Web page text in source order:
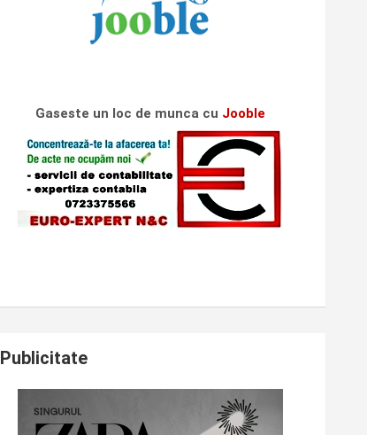
Gaseste un loc de munca cu Jooble
Publicitate